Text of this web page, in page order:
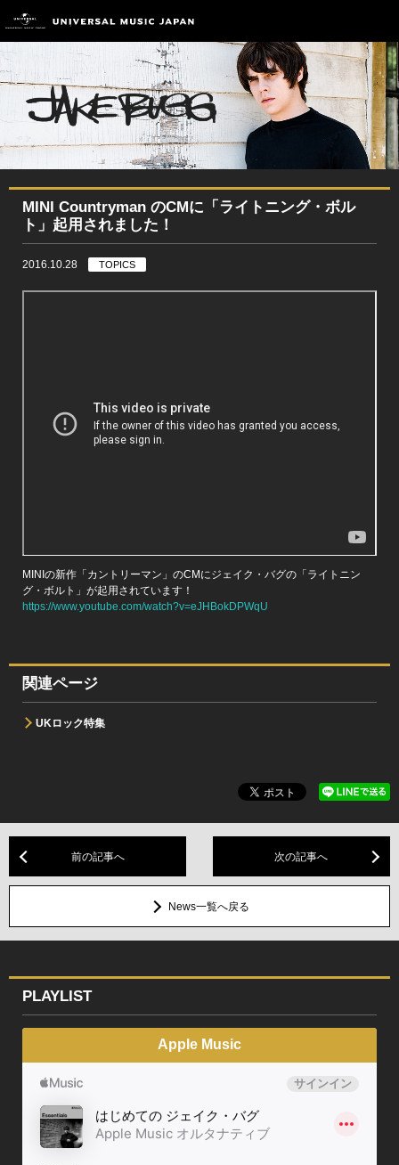
MINI Countryman のCMに「ライトニング・ボル
ト」起用されました！
2016.10.28 TOPICS
MINIの新作「カントリーマン」のCMにジェイク・バグの「ライトニン
グ・ボルト」が起用されています！
https://www.youtube.com/watch?v=eJHBokDPWqU
関連ページ
UKロック特集
前の記事へ 次の記事へ
News一覧へ戻る
PLAYLIST
Apple Music